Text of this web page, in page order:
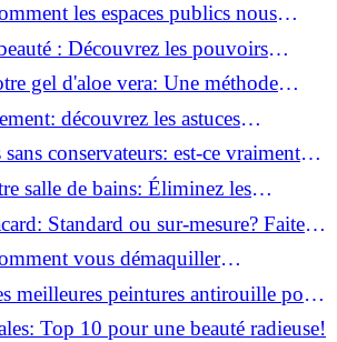
les espaces publics nous
plus actifs : Révélations surprenantes!
: Découvrez les pouvoirs
du concombre!
gel d'aloe vera: Une méthode
à la maison!
découvrez les astuces
un nettoyage parfait!
conservateurs: est-ce vraiment
salle de bains: Éliminez les
dès maintenant!
Standard ou sur-mesure? Faites
vous démaquiller
Astuces et secrets révélés!
meilleures peintures antirouille pour
analysé!
Top 10 pour une beauté radieuse!